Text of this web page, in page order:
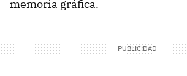
memoria gráfica.